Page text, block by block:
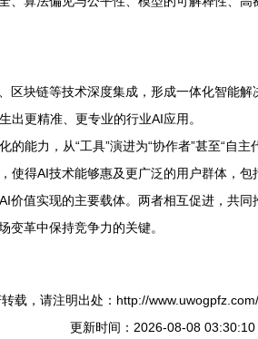
块链等技术深度集成，形成一体化智能解
出更精准、更专业的行业AI应用。
能力，从“工具”演进为“协作者”甚至“自主
得AI技术能够惠及更广泛的用户群体，包
价值实现的主要载体。两者相互促进，共
变革中保持竞争力的关键。
载，请注明出处：http://
更新时间：2026-08-08 03:30:10